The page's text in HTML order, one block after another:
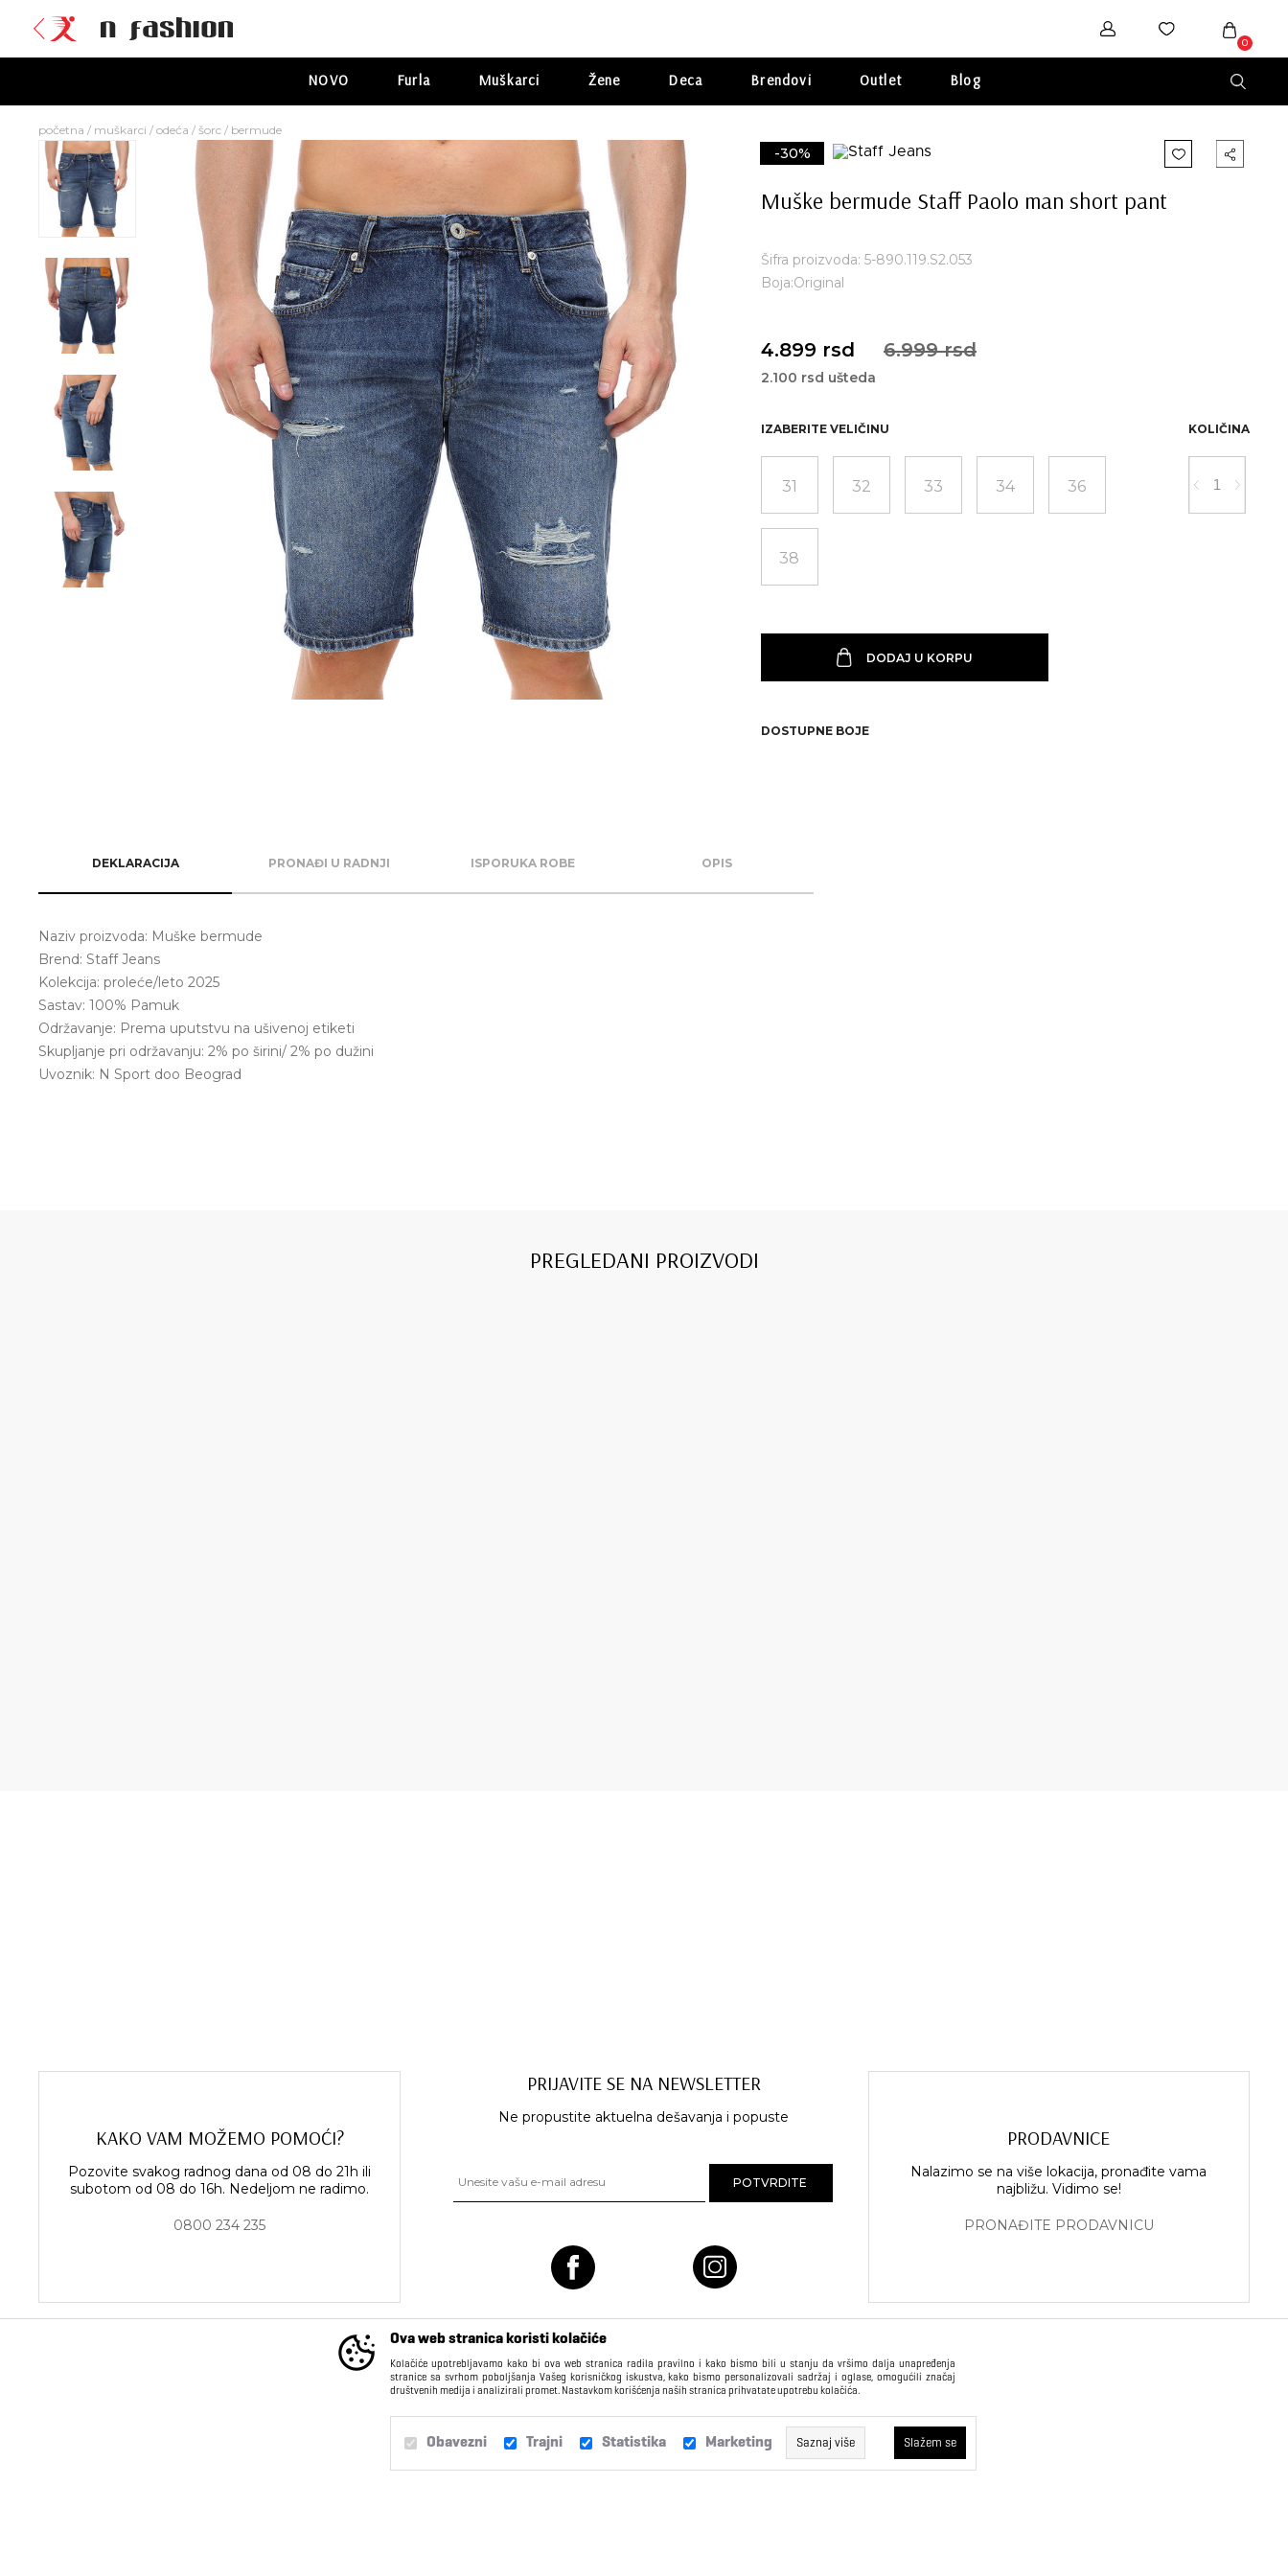
0
NOVO Furla Muškarci Žene Deca Brendovi Outlet Blog
Ova web stranica koristi kolačiće
Kolačiće upotrebljavamo kako bi ova web stranica radila pravilno i kako bismo bili u stanju da vršimo dalja unapređenja
stranice sa svrhom poboljšanja Vašeg korisničkog iskustva, kako bismo personalizovali sadržaj i oglase, omogućili značaj
društvenih medija i analizirali promet. Nastavkom korišćenja naših stranica prihvatate upotrebu kolačića.
Obavezni Trajni Statistika Marketing Saznaj više Slažem se
početna / muškarci / odeća / šorc / bermude
-30%
Muške bermude Staff Paolo man short pant
Šifra proizvoda: 5-890.119.S2.053
Boja:Original
4.899 rsd 6.999 rsd
2.100 rsd ušteda
IZABERITE VELIČINU
31 32 33 34 36
38
KOLIČINA
DODAJ U KORPU
DOSTUPNE BOJE
DEKLARACIJA PRONAĐI U RADNJI ISPORUKA ROBE OPIS
Naziv proizvoda: Muške bermude
Brend: Staff Jeans
Kolekcija: proleće/leto 2025
Sastav: 100% Pamuk
Održavanje: Prema uputstvu na ušivenoj etiketi
Skupljanje pri održavanju: 2% po širini/ 2% po dužini
Uvoznik: N Sport doo Beograd
PREGLEDANI PROIZVODI
KAKO VAM MOŽEMO POMOĆI?
Pozovite svakog radnog dana od 08 do 21h ili
subotom od 08 do 16h. Nedeljom ne radimo.
0800 234 235
PRIJAVITE SE NA NEWSLETTER
Ne propustite aktuelna dešavanja i popuste
PRODAVNICE
Nalazimo se na više lokacija, pronađite vama
najbližu. Vidimo se!
PRONAĐITE PRODAVNICU
Isporuka Žalbe i sugestije
USLOVI PRODAJE
Način plaćanja